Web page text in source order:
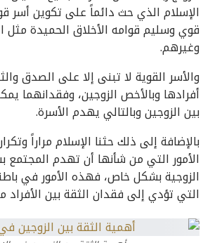
الإسلام الذي حث دائماً على تكوين أسر
قوي وسليم قوامه الأخلاق الحميدة مثل
وغيرهم.
والأسر القوية لا تبنى إلا على الصدق
أفرادها وبالأخص الزوجين، وفقدانهما
بين الزوجين وبالتالي يهدم الأسرة.
بالإضافة إلى ذلك حثنا الإسلام مراراً
الأمور التي من شأنها أن تهدم المجتمع
الزوجية بشكل خاص، فهذه الأمور في
التي تؤدي إلى فقدان الثقة بين الأفراد